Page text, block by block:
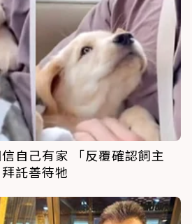
自己有家 「反覆確認飼主
託善待牠